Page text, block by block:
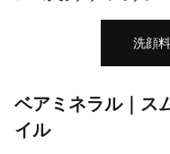
洗顔
ベアミネラル｜ス
イル